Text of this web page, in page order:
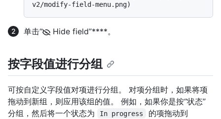
单击“ Hide field”****。
按字段值进行分组
可按自定义字段值对项进行分组。 对项分组时，如果将项
拖动到新组，则应用该组的值。 例如，如果你是按“状态”
分组，然后将一个状态为
In progress 的项拖动到